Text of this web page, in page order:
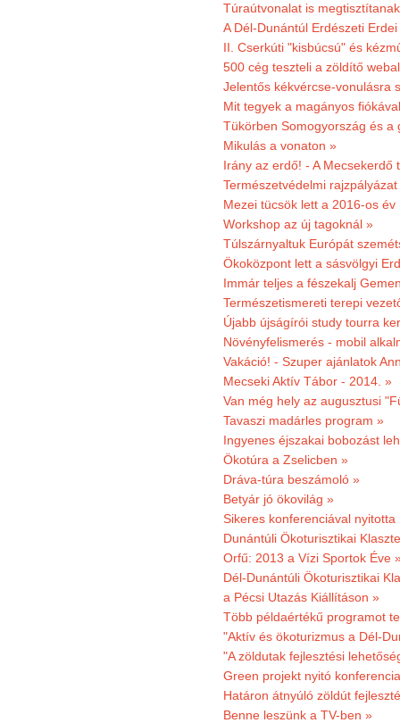
Túraútvonalat is
A Dél-Dunántúl Erdészeti
II. Cserkúti "kisbúcsú" és
500 cég teszteli a zöldítő
Jelentős kékvércse-vonulásra
Mit tegyek a magányos
Tükörben Somogyország és a
Mikulás a vonaton »
Irány az erdő! - A
Természetvédelmi
Mezei tücsök lett a 2016-os év
Workshop az új tagoknál »
Túlszárnyaltuk Európát
Ökoközpont lett a sásvölgyi
Immár teljes a fészekalj
Természetismereti terepi
Újabb újságírói study tourra
Növényfelismerés - mobil
Vakáció! - Szuper ajánlatok
Mecseki Aktív Tábor - 2014. »
Van még hely az augusztusi
Tavaszi madárles program »
Ingyenes éjszakai bobozást
Ökotúra a Zselicben »
Dráva-túra beszámoló »
Betyár jó ökovilág »
Sikeres konferenciával
Dunántúli Ökoturisztikai
Orfű: 2013 a Vízi Sportok Éve
Dél-Dunántúli Ökoturisztikai
a Pécsi Utazás Kiállításon »
Több példaértékű programot
"Aktív és ökoturizmus a Dél-
"A zöldutak fejlesztési
Green projekt nyitó
Határon átnyúló zöldút
Benne leszünk a TV-ben »